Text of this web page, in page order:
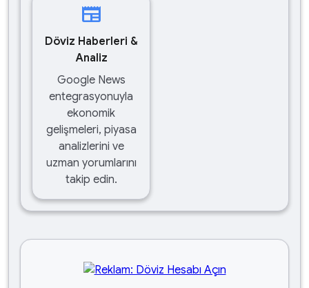
newspaper
Döviz Haberleri &
Analiz
Google News
entegrasyonuyla
ekonomik
gelişmeleri, piyasa
analizlerini ve
uzman yorumlarını
takip edin.